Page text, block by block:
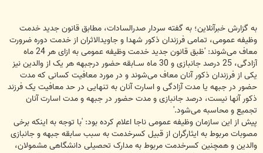
به گزارش خبرآنلاین؛ به گفته سردار صدرالسادات، مطابق قانون جدید خدمت
وظیفه عمومی، تمامی فرزندان ذکور شهدا و جاویدالاثران از خدمت دوره ضرورت
معاف می‌شوند: 'ظبق قانون جدید خدمت وظیفه عمومی به ازای هر 24 ماه
آزادگی، 25 درصد جانبازی و 30 ماه ســابقه حضور درجبهه هر یک از والدین نیز
یکی از فرزندان ذکور آنان معاف می‌شوند و در مورد معافیت کسانی که مدت
حضور در جبهه یا مدت آزادگی و اسارت آنان به تنهایی در حد معافیت یک فرزند
ذکور آنها نیست، درصد جانبازی و مدت حضور در جبهه و مدت اسارت آنان
تجمیع و محاسبه می‌شود.'
پیش از این سازمان وظیفه عمومی ناجا اعلام کرده بود: 'با توجه به اینکه برخی
مصوبات مربوط به ایثارگران از قبیل کسرخدمت به سبب سابقه جبهه و جانبازی
والدین و همچنین کسرخدمت مربوط به مدارک تحصیلی دانشگاهی مشمولان،